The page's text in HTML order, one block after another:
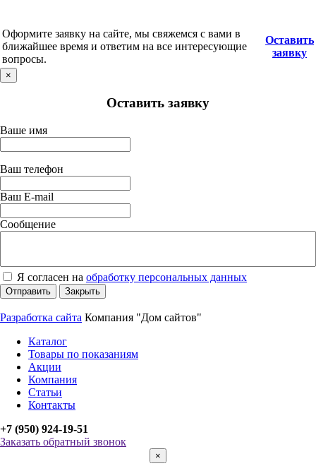
Оформите заявку на сайте, мы свяжемся с вами в
ближайшее время и ответим на все интересующие
вопросы.
Оставить
заявку
×
Оставить заявку
Ваше имя
Ваш телефон
Ваш E-mail
Сообщение
Я согласен на обработку персональных данных
Отправить Закрыть
Разработка сайта Компания "Дом сайтов"
Каталог
Товары по показаниям
Акции
Компания
Статьи
Контакты
+7 (950) 924-19-51
Заказать обратный звонок
×